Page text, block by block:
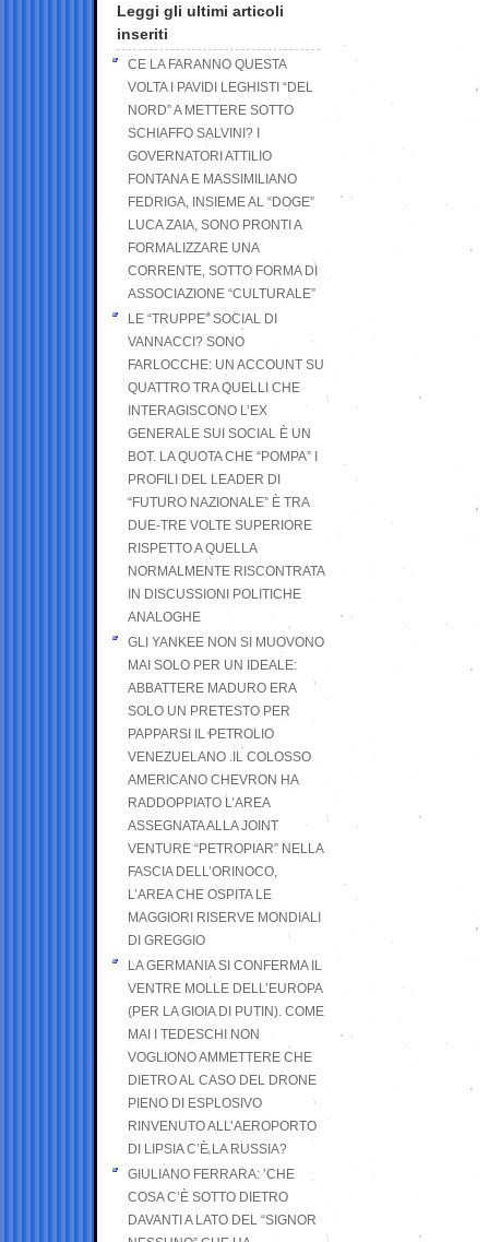
Leggi gli ultimi articoli
inseriti
CE LA FARANNO QUESTA
VOLTA I PAVIDI LEGHISTI “DEL
NORD” A METTERE SOTTO
SCHIAFFO SALVINI? I
GOVERNATORI ATTILIO
FONTANA E MASSIMILIANO
FEDRIGA, INSIEME AL “DOGE”
LUCA ZAIA, SONO PRONTI A
FORMALIZZARE UNA
CORRENTE, SOTTO FORMA DI
ASSOCIAZIONE “CULTURALE”
LE “TRUPPE” SOCIAL DI
VANNACCI? SONO
FARLOCCHE: UN ACCOUNT SU
QUATTRO TRA QUELLI CHE
INTERAGISCONO L’EX
GENERALE SUI SOCIAL È UN
BOT. LA QUOTA CHE “POMPA” I
PROFILI DEL LEADER DI
“FUTURO NAZIONALE” È TRA
DUE-TRE VOLTE SUPERIORE
RISPETTO A QUELLA
NORMALMENTE RISCONTRATA
IN DISCUSSIONI POLITICHE
ANALOGHE
GLI YANKEE NON SI MUOVONO
MAI SOLO PER UN IDEALE:
ABBATTERE MADURO ERA
SOLO UN PRETESTO PER
PAPPARSI IL PETROLIO
VENEZUELANO .IL COLOSSO
AMERICANO CHEVRON HA
RADDOPPIATO L’AREA
ASSEGNATA ALLA JOINT
VENTURE “PETROPIAR” NELLA
FASCIA DELL’ORINOCO,
L’AREA CHE OSPITA LE
MAGGIORI RISERVE MONDIALI
DI GREGGIO
LA GERMANIA SI CONFERMA IL
VENTRE MOLLE DELL’EUROPA
(PER LA GIOIA DI PUTIN). COME
MAI I TEDESCHI NON
VOGLIONO AMMETTERE CHE
DIETRO AL CASO DEL DRONE
PIENO DI ESPLOSIVO
RINVENUTO ALL’AEROPORTO
DI LIPSIA C’È LA RUSSIA?
GIULIANO FERRARA: ’CHE
COSA C’È SOTTO DIETRO
DAVANTI A LATO DEL “SIGNOR